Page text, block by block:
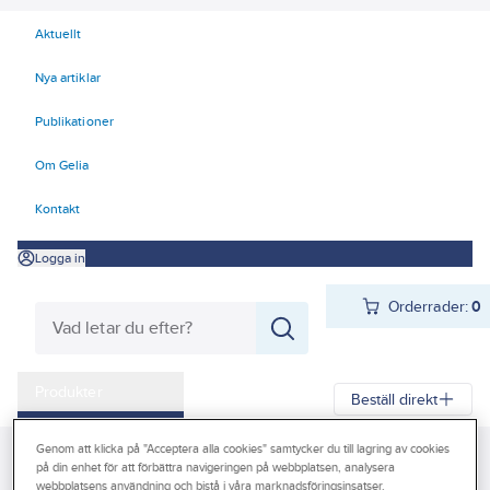
Aktuellt
Nya artiklar
Publikationer
Om Gelia
Kontakt
Logga in
Orderrader:0
Outlet
Beställ direkt
Gelia Produkter
Gelia Verktyg, maskiner & hantering
VVS-verktyg
Genom att klicka på "Acceptera alla cookies" samtycker du till lagring av cookies
på din enhet för att förbättra navigeringen på webbplatsen, analysera
webbplatsens användning och bistå i våra marknadsföringsinsatser.